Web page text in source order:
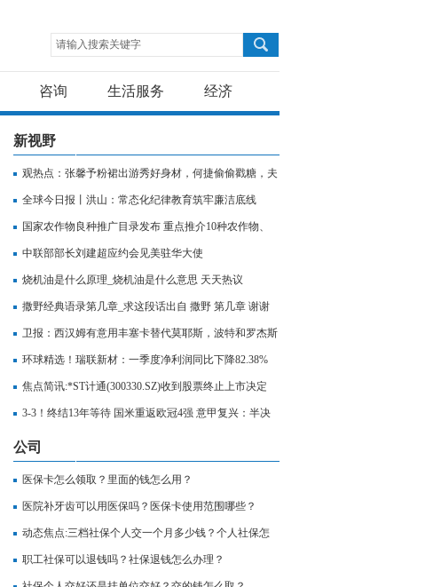
请输入搜索关键字
咨询 生活服务 经济
新视野
观热点：张馨予粉裙出游秀好身材，何捷偷偷戳糖，夫
妻恩爱羡慕
全球今日报丨洪山：常态化纪律教育筑牢廉洁底线
国家农作物良种推广目录发布 重点推介10种农作物、
241个优良品种
中联部部长刘建超应约会见美驻华大使
烧机油是什么原理_烧机油是什么意思 天天热议
撒野经典语录第几章_求这段话出自 撒野 第几章 谢谢
卫报：西汉姆有意用丰塞卡替代莫耶斯，波特和罗杰斯
也在考虑范围
环球精选！瑞联新材：一季度净利润同比下降82.38%
焦点简讯:*ST计通(300330.SZ)收到股票终止上市决定
3-3！终结13年等待 国米重返欧冠4强 意甲复兴：半决
赛上演米兰德比
公司
医保卡怎么领取？里面的钱怎么用？
医院补牙齿可以用医保吗？医保卡使用范围哪些？
动态焦点:三档社保个人交一个月多少钱？个人社保怎
么查询？
职工社保可以退钱吗？社保退钱怎么办理？